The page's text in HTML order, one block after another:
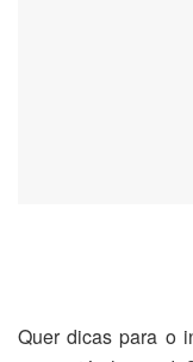
Quer dicas para o